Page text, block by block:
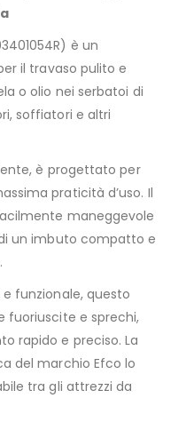
è un
il travaso pulito e
o olio nei serbatoi di
soffiatori e altri
è progettato per
praticità d’uso. Il
maneggevole
un imbuto compatto e
funzionale, questo
e sprechi,
rapido e preciso. La
del marchio Efco lo
tra gli attrezzi da